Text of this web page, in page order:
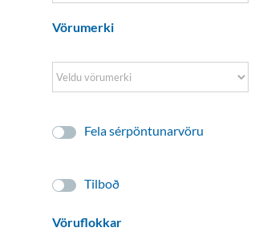
Vörumerki
Fela sérpöntunarvöru
Tilboð
Vöruflokkar